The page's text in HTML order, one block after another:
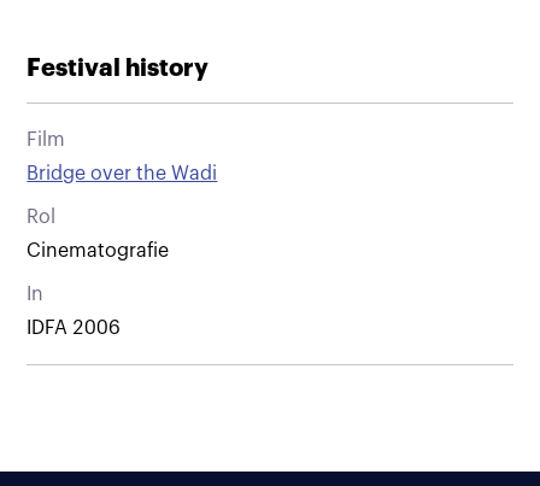
Festival history
Film
Bridge over the Wadi
Rol
Cinematografie
In
IDFA 2006